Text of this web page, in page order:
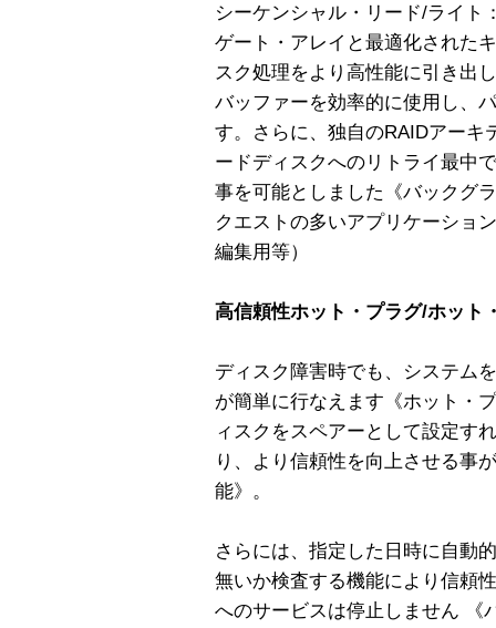
シーケンシャル・リード/ライト
ゲート・アレイと最適化された
スク処理をより高性能に引き出
バッファーを効率的に使用し、
す。さらに、独自のRAIDアーキ
ードディスクへのリトライ最中
事を可能としました《バックグ
クエストの多いアプリケーショ
編集用等）
高信頼性ホット・プラグ/ホット
ディスク障害時でも、システム
が簡単に行なえます《ホット・
ィスクをスペアーとして設定す
り、より信頼性を向上させる事
能》。
さらには、指定した日時に自動
無いか検査する機能により信頼
へのサービスは停止しません 《